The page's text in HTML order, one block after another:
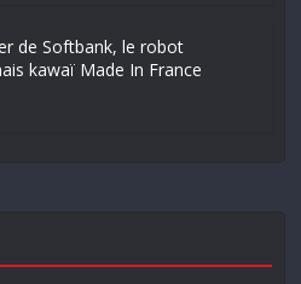
de Softbank, le robot
kawaï Made In France